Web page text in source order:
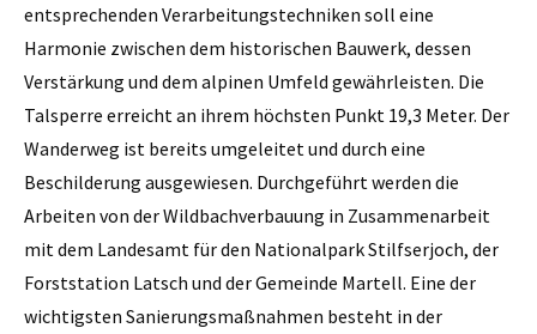
entsprechenden Verarbeitungstechniken soll eine
Harmonie zwischen dem historischen Bauwerk, dessen
Verstärkung und dem alpinen Umfeld gewährleisten. Die
Talsperre erreicht an ihrem höchsten Punkt 19,3 Meter. Der
Wanderweg ist bereits umgeleitet und durch eine
Beschilderung ausgewiesen. Durchgeführt werden die
Arbeiten von der Wildbachverbauung in Zusammenarbeit
mit dem Landesamt für den Nationalpark Stilfserjoch, der
Forststation Latsch und der Gemeinde Martell. Eine der
wichtigsten Sanierungsmaßnahmen besteht in der